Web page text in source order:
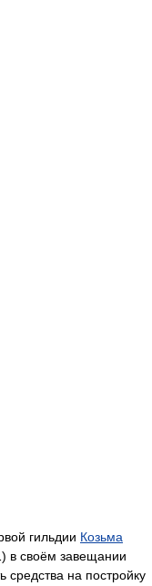
гильдии Козьма
в своём завещании
средства на постройку